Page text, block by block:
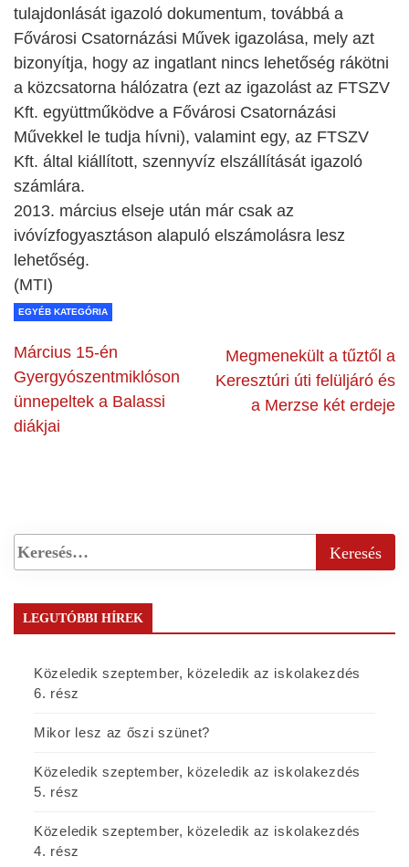
tulajdonlását igazoló dokumentum, továbbá a
Fővárosi Csatornázási Művek igazolása, mely azt
bizonyítja, hogy az ingatlant nincs lehetőség rákötni
a közcsatorna hálózatra (ezt az igazolást az FTSZV
Kft. együttműködve a Fővárosi Csatornázási
Művekkel le tudja hívni), valamint egy, az FTSZV
Kft. által kiállított, szennyvíz elszállítását igazoló
számlára.
2013. március elseje után már csak az
ivóvízfogyasztáson alapuló elszámolásra lesz
lehetőség.
(MTI)
EGYÉB KATEGÓRIA
Március 15-én
Gyergyószentmiklóson
ünnepeltek a Balassi
diákjai
Megmenekült a tűztől a
Keresztúri úti felüljáró és
a Merzse két erdeje
LEGUTÓBBI HÍREK
Közeledik szeptember, közeledik az iskolakezdés
6. rész
Mikor lesz az őszi szünet?
Közeledik szeptember, közeledik az iskolakezdés
5. rész
Közeledik szeptember, közeledik az iskolakezdés
4. rész